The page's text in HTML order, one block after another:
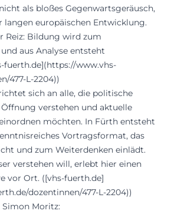
als bloßes Gegenwartsgeräusch,
langen europäischen Entwicklung.
Reiz: Bildung wird zum
aus Analyse entsteht
fuerth.de](https://www.vhs-
477-L-2204))
sich an alle, die politische
verstehen und aktuelle
möchten. In Fürth entsteht
Vortragsformat, das
und zum Weiterdenken einlädt.
verstehen will, erlebt hier einen
vor Ort. ([vhs-fuerth.de]
dozentinnen/477-L-2204))
Simon Moritz: